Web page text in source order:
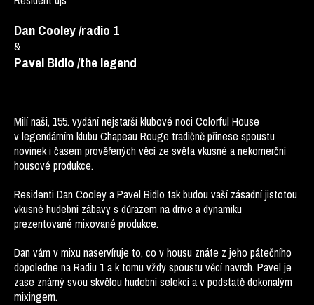
Dan Cooley /radio 1
&
Pavel Bidlo /the legend
Milí naši, 155. vydání nejstarší klubové noci Colorful House
v legendárním klubu Chapeau Rouge tradičně přinese spoustu
novinek i časem prověřených věcí ze světa vkusné a nekomerční
housové produkce.
Residenti Dan Cooley a Pavel Bidlo tak budou vaší zásadní jistotou
vkusné hudební zábavy s důrazem na drive a dynamiku
prezentované mixované produkce.
Dan vám v mixu naservíruje to, co v housu znáte z jeho pátečního
dopoledne na Radiu 1 a k tomu vždy spoustu věcí navrch. Pavel je
zase známý svou skvělou hudební selekcí a v podstatě dokonalým
mixingem.